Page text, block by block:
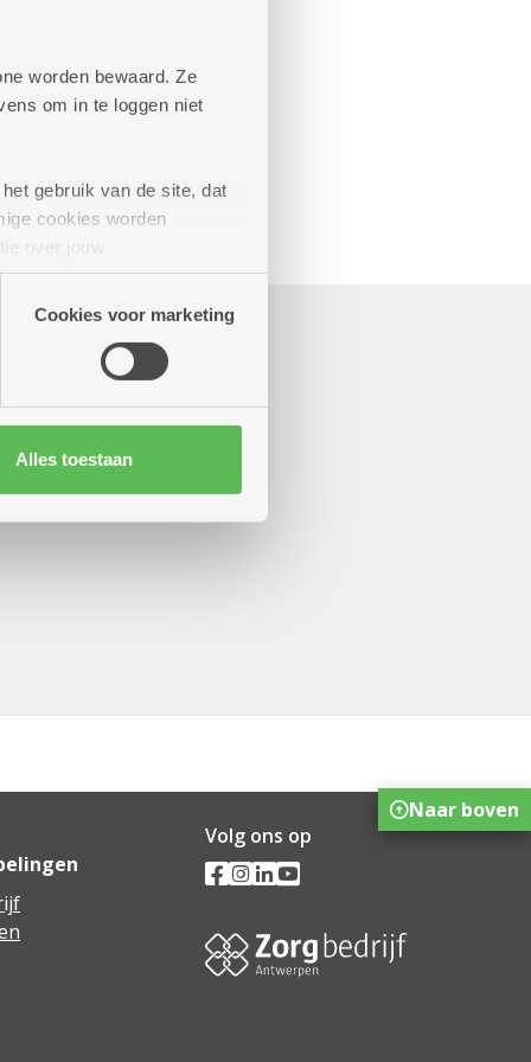
worden bewaard. Ze
om in te loggen niet
gebruik van de site, dat
cookies worden
kunnen deze gegevens
Cookies voor marketing
Alles toestaan
Volg ons op
Naar boven